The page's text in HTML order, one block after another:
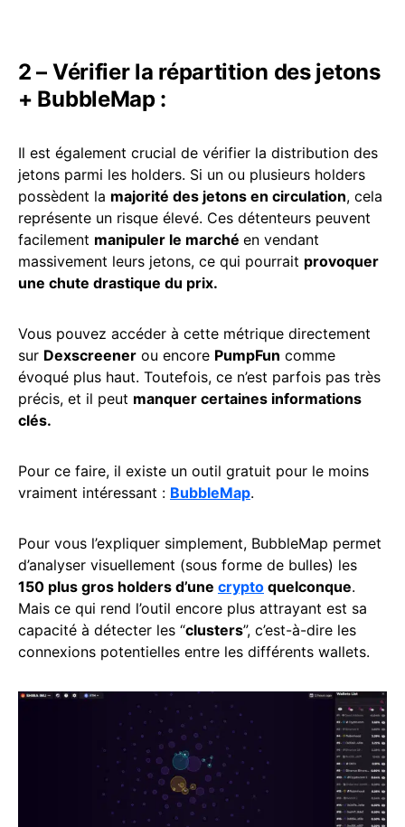
2 – Vérifier la répartition des jetons
+ BubbleMap :
Il est également crucial de vérifier la distribution des
jetons parmi les holders. Si un ou plusieurs holders
possèdent la majorité des jetons en circulation, cela
représente un risque élevé. Ces détenteurs peuvent
facilement manipuler le marché en vendant
massivement leurs jetons, ce qui pourrait provoquer
une chute drastique du prix.
Vous pouvez accéder à cette métrique directement
sur Dexscreener ou encore PumpFun comme
évoqué plus haut. Toutefois, ce n’est parfois pas très
précis, et il peut manquer certaines informations
clés.
Pour ce faire, il existe un outil gratuit pour le moins
vraiment intéressant : BubbleMap.
Pour vous l’expliquer simplement, BubbleMap permet
d’analyser visuellement (sous forme de bulles) les
150 plus gros holders d’une crypto quelconque.
Mais ce qui rend l’outil encore plus attrayant est sa
capacité à détecter les “clusters”, c’est-à-dire les
connexions potentielles entre les différents wallets.